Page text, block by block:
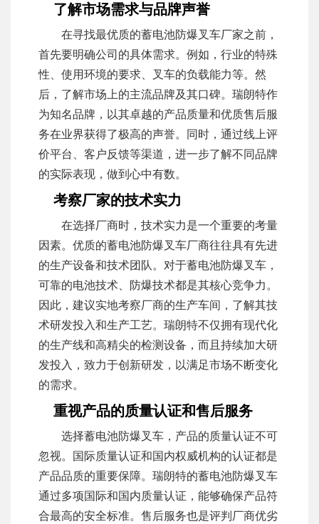
了解市场需求与品牌声誉
在寻找最优质的蓄电池防爆叉车厂家之前，
首先要明确公司的具体需求。例如，行业的特殊
性、使用环境的要求、叉车的负载能力等。然
后，了解市场上的主流品牌及其口碑。瑞朗特作
为知名品牌，以其卓越的产品质量和优质售后服
务在业界获得了极高的声誉。同时，通过线上评
价平台、客户反馈等渠道，进一步了解不同品牌
的实际表现，做到心中有数。
考察厂家的技术实力
在选择厂商时，技术实力是一个重要的考量
因素。优质的蓄电池防爆叉车厂商往往具有先进
的生产设备和技术团队。对于蓄电池防爆叉车，
可靠的电池技术、防爆技术都是其核心竞争力。
因此，建议实地考察厂商的生产车间，了解其技
术研发投入和生产工艺。瑞朗特不仅拥有现代化
的生产线和高精尖的检测设备，而且持续加大研
发投入，致力于创新研发，以满足市场不断变化
的需求。
重视产品的质量认证和售后服务
选择蓄电池防爆叉车，产品的质量认证不可
忽视。国际质量认证和国内权威机构的认证都是
产品品质的重要保障。瑞朗特的蓄电池防爆叉车
通过多项国际和国内质量认证，能够确保产品符
合最高的安全标准。售后服务也是评判厂商优劣